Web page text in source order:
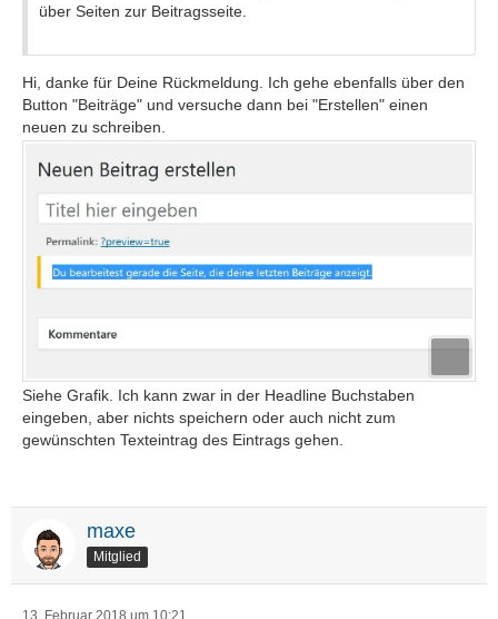
über Seiten zur Beitragsseite.
Hi, danke für Deine Rückmeldung. Ich gehe ebenfalls über den
Button "Beiträge" und versuche dann bei "Erstellen" einen
neuen zu schreiben.
Siehe Grafik. Ich kann zwar in der Headline Buchstaben
eingeben, aber nichts speichern oder auch nicht zum
gewünschten Texteintrag des Eintrags gehen.
maxe
Mitglied
13. Februar 2018 um 10:21